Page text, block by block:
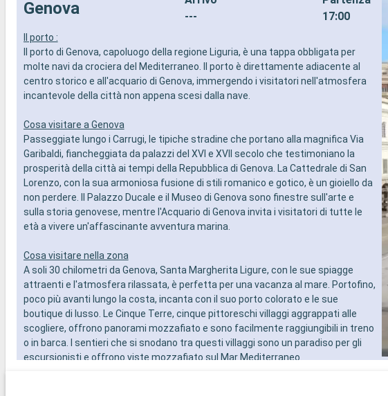
bambini
SERVIZI
- Personale qualificato e multilingua
ALTRI PRIVILEGI
- Punti MSC Voyagers Club
in stile Broadway
- Palestra perfettamente
vista panoramica
- Attività di intrattenimento
- Attività ricreative per
- Personale qualificato e
ALTRI PRIVILEGI
- Punti MSC Voyagers Club
Genova
---
17:00
Il porto :
Il porto di Genova, capoluogo della regione Liguria, è una tappa obbligata per
molte navi da crociera del Mediterraneo. Il porto è direttamente adiacente al
centro storico e all'acquario di Genova, immergendo i visitatori nell'atmosfera
incantevole della città non appena scesi dalla nave.
Cosa visitare a Genova
Passeggiate lungo i Carrugi, le tipiche stradine che portano alla magnifica Via
Garibaldi, fiancheggiata da palazzi del XVI e XVII secolo che testimoniano la
prosperità della città ai tempi della Repubblica di Genova. La Cattedrale di San
Lorenzo, con la sua armoniosa fusione di stili romanico e gotico, è un gioiello da
non perdere. Il Palazzo Ducale e il Museo di Genova sono finestre sull'arte e
sulla storia genovese, mentre l'Acquario di Genova invita i visitatori di tutte le
età a vivere un'affascinante avventura marina.
Cosa visitare nella zona
A soli 30 chilometri da Genova, Santa Margherita Ligure, con le sue spiagge
attraenti e l'atmosfera rilassata, è perfetta per una vacanza al mare. Portofino,
poco più avanti lungo la costa, incanta con il suo porto colorato e le sue
boutique di lusso. Le Cinque Terre, cinque pittoreschi villaggi aggrappati alle
scogliere, offrono panorami mozzafiato e sono facilmente raggiungibili in treno
o in barca. I sentieri che si snodano tra questi villaggi sono un paradiso per gli
escursionisti e offrono viste mozzafiato sul Mar Mediterraneo.